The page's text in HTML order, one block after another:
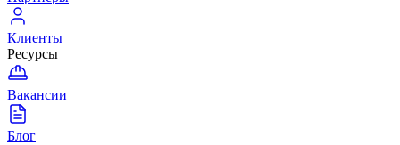
Клиенты
Ресурсы
Вакансии
Блог